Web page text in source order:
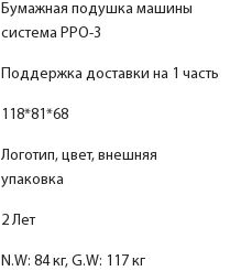
Бумажная подушка машины
система PPO-3
Поддержка доставки на 1 часть
118*81*68
Логотип, цвет, внешняя
упаковка
2 Лет
N.W: 84 кг, G.W: 117 кг